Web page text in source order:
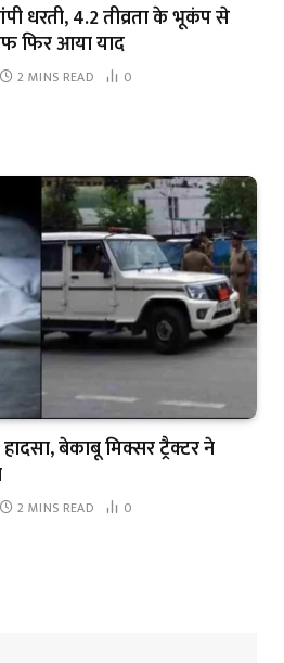
धरती, 4.2 तीव्रता के भूकंप से
फिर आया याद
2 MINS READ 0
बेकाबू मिक्सर ट्रैक्टर ने
2 MINS READ 0